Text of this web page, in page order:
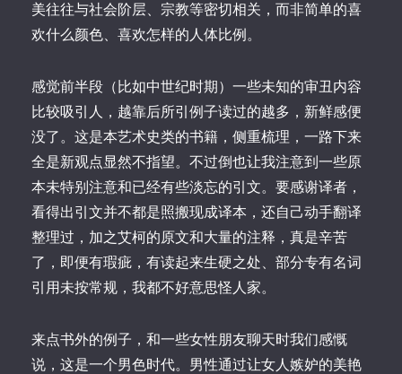
美往往与社会阶层、宗教等密切相关，而非简单的喜
欢什么颜色、喜欢怎样的人体比例。
感觉前半段（比如中世纪时期）一些未知的审丑内容
比较吸引人，越靠后所引例子读过的越多，新鲜感便
没了。这是本艺术史类的书籍，侧重梳理，一路下来
全是新观点显然不指望。不过倒也让我注意到一些原
本未特别注意和已经有些淡忘的引文。要感谢译者，
看得出引文并不都是照搬现成译本，还自己动手翻译
整理过，加之艾柯的原文和大量的注释，真是辛苦
了，即便有瑕疵，有读起来生硬之处、部分专有名词
引用未按常规，我都不好意思怪人家。
来点书外的例子，和一些女性朋友聊天时我们感慨
说，这是一个男色时代。男性通过让女人嫉妒的美艳